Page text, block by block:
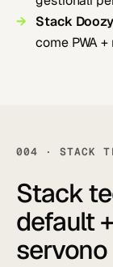
Stack
come PWA
004 · STACK
Stack
default
servono